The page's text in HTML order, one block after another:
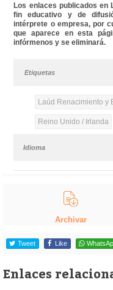
Los enlaces publicados en
fin educativo y de
intérprete o empresa, por
que aparece en esta
infórmenos y se eliminará.
Etiquetas
Laúd Renacimiento y
Reino Unido / Irlanda
Idioma
Archivar
Tweet Like
Enlaces